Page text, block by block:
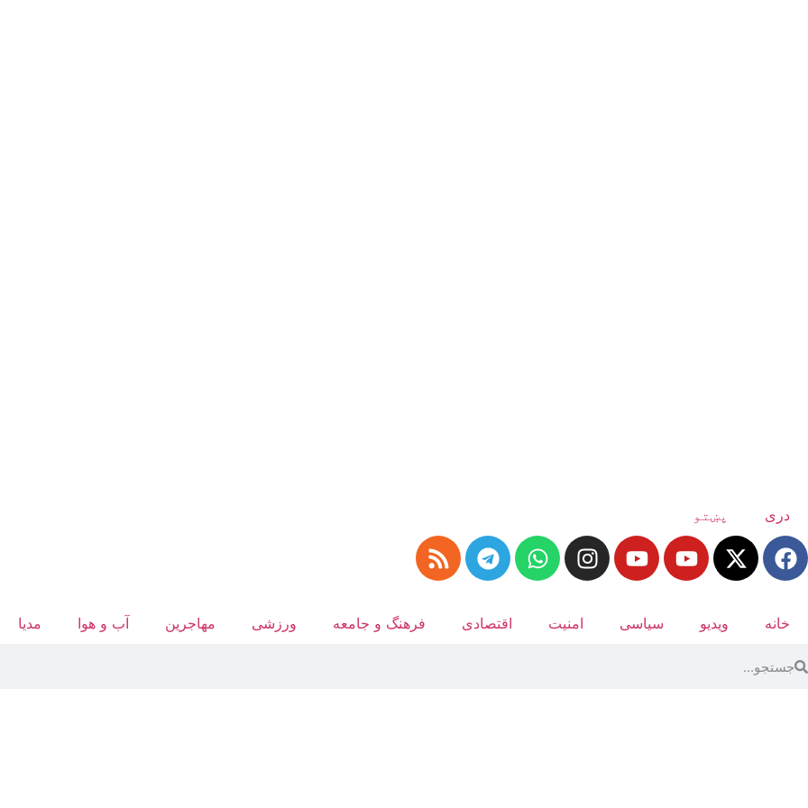
دری پښتو
خانه ویدیو سیاسی امنیت اقتصادی فرهنگ و جامعه ورزشی مهاجرین آب‌ و هوا مدیا